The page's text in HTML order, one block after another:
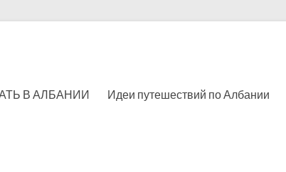
В АЛБАНИИ Идеи путешествий по Албании